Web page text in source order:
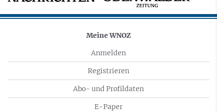
Meine WNOZ
Anmelden
Registrieren
Abo- und Profildaten
E-Paper